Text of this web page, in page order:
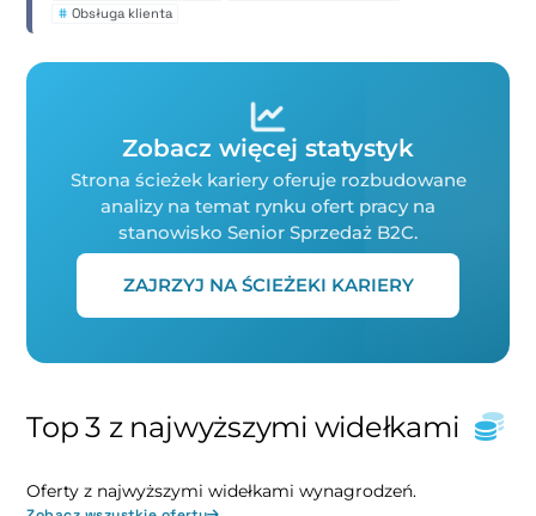
# Obsługa klienta
Zobacz więcej statystyk
Strona ścieżek kariery oferuje rozbudowane
analizy na temat rynku ofert pracy na
stanowisko Senior Sprzedaż B2C.
ZAJRZYJ NA ŚCIEŻEKI KARIERY
Top 3 z najwyższymi widełkami
Oferty z najwyższymi widełkami wynagrodzeń.